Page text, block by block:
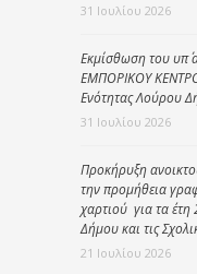
31 Ιουλίου 2026
Εκμίσθωση του υπ΄
ΕΜΠΟΡΙΚΟΥ
Ενότητας Λούρου
31 Ιουλίου 2026
Προκήρυξη
την προμήθεια
χαρτιού για τα έτη
Δήμου και τις
21 Ιουλίου 2026